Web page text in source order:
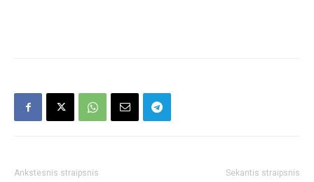
Ankstesnis straipsnis Sekantis straipsnis